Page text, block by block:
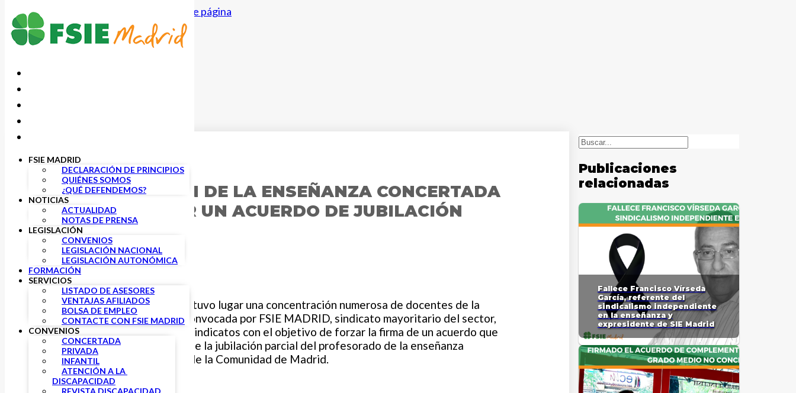
Saltar al contenido principal Saltar al pie de página
FSIE MADRID
DECLARACIÓN DE PRINCIPIOS
QUIÉNES SOMOS
¿QUÉ DEFENDEMOS?
NOTICIAS
ACTUALIDAD
NOTAS DE PRENSA
LEGISLACIÓN
CONVENIOS
LEGISLACIÓN NACIONAL
LEGISLACIÓN AUTONÓMICA
FORMACIÓN
SERVICIOS
LISTADO DE ASESORES
VENTAJAS AFILIADOS
BOLSA DE EMPLEO
CONTACTE CON FSIE MADRID
CONVENIOS
CONCERTADA
PRIVADA
INFANTIL
ATENCIÓN A LA
DISCAPACIDAD
REVISTA DISCAPACIDAD
25 MARZO, 2019
CONCENTRACIÓN DE LA ENSEÑANZA CONCERTADA
PARA ALCANZAR UN ACUERDO DE JUBILACIÓN
PARCIAL
El miércoles 20 de marzo tuvo lugar una concentración numerosa de docentes de la
enseñanza concertada, convocada por FSIE MADRID, sindicato mayoritario del sector,
junto con el resto de los sindicatos con el objetivo de forzar la firma de un acuerdo que
posibilite la financiación de la jubilación parcial del profesorado de la enseñanza
concertada en el ámbito de la Comunidad de Madrid.
Buscar
Publicaciones
relacionadas
Fallece Francisco Vírseda
García, referente del
sindicalismo independiente
en la enseñanza y
expresidente de SIE Madrid